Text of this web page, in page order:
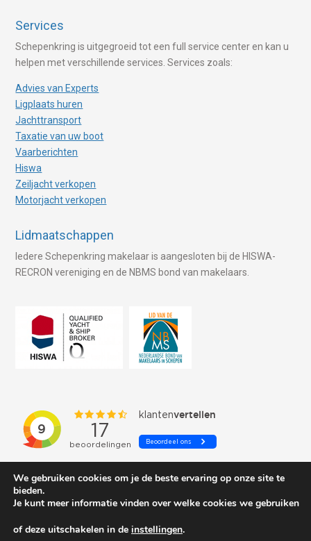
Services
Schepenkring is uitgegroeid tot een full service center en kan u
helpen met verschillende services. Services zoals:
Advies van Experts
Ligplaats huren
Jachttransport
Taxatie van uw boot
Vaarberichten
Hiswa
Zeiljacht verkopen
Motorjacht verkopen
Lidmaatschappen
Iedere Schepenkring makelaar is aangesloten bij de HISWA-
RECRON vereniging en de NBMS bond van makelaars.
We gebruiken cookies om je de beste ervaring op onze site te
bieden.
Je kunt meer informatie vinden over welke cookies we gebruiken
of deze uitschakelen in de instellingen.